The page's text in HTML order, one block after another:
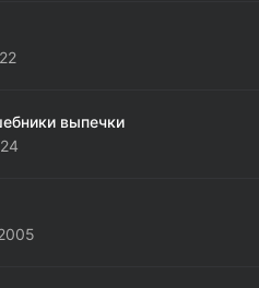
выпечки